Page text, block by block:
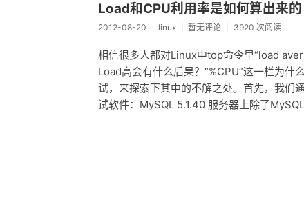
Load和CPU利用率是如何算出来的
2012-08-20 linux 暂无评论 3920 次阅读
相信很多人都对Linux中top命令里“load
Load高会有什么后果？“%CPU”这一栏为什
试，来探索下其中的不解之处。首先，我们
试软件：MySQL 5.1.40 服务器上除了